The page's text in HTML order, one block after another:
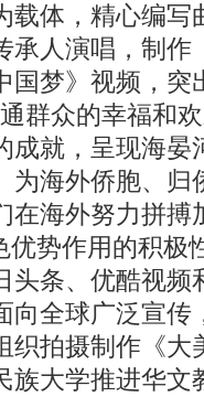
载体，精心编写
承人演唱，制作
梦》视频，突
群众的幸福和
成就，呈现海晏
为海外侨胞、归
在海外努力拼搏
优势作用的积极
头条、优酷视频
向全球广泛宣传
拍摄制作《大
族大学推进华文